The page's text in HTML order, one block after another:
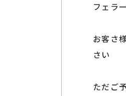
フェラ
お客さ
さい
ただご